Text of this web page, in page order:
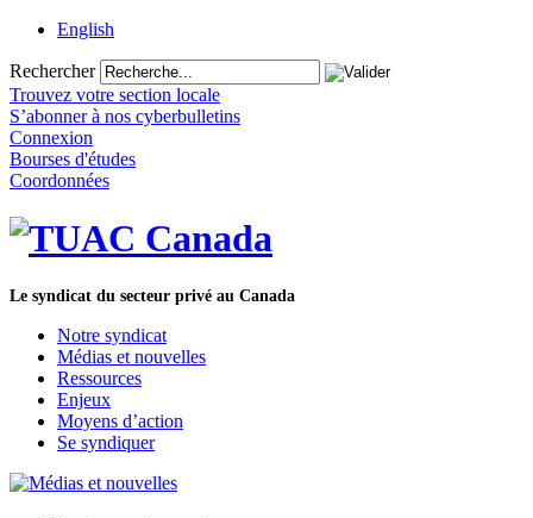
English
Rechercher
Trouvez votre section locale
S’abonner à nos cyberbulletins
Connexion
Bourses d'études
Coordonnées
Le syndicat du secteur privé au Canada
Notre syndicat
Médias et nouvelles
Ressources
Enjeux
Moyens d’action
Se syndiquer